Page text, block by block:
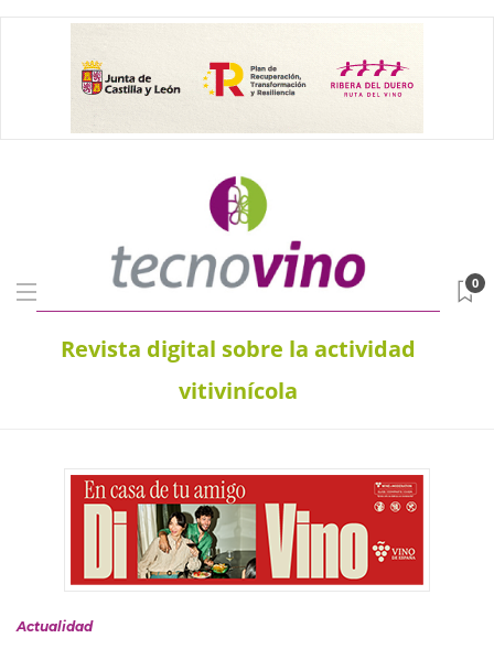
Revista digital sobre la actividad
vitivinícola
0
Actualidad